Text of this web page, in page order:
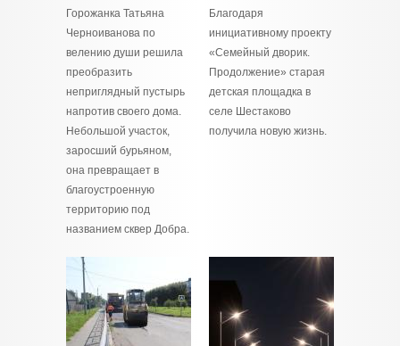
Горожанка Татьяна
Черноиванова по
велению души решила
преобразить
неприглядный пустырь
напротив своего дома.
Небольшой участок,
заросший бурьяном,
она превращает в
благоустроенную
территорию под
названием сквер Добра.
Благодаря
инициативному проекту
«Семейный дворик.
Продолжение» старая
детская площадка в
селе Шестаково
получила новую жизнь.